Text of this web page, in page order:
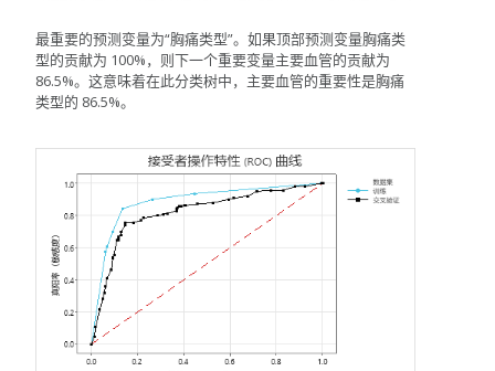
最重要的预测变量为“胸痛类型”。如果顶部预测变量胸痛类
型的贡献为 100%，则下一个重要变量主要血管的贡献为
86.5%。这意味着在此分类树中，主要血管的重要性是胸痛
类型的 86.5%。